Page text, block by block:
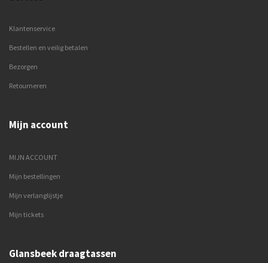
Klantenservice
Bestellen en veilig betalen
Bezorgen
Retourneren
Mijn account
MIJN ACCOUNT
Mijn bestellingen
Mijn verlanglijstje
Mijn tickets
Glansbeek draagtassen